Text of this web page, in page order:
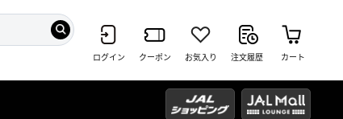
ログイン クーポン お気入り 注文履歴 カート